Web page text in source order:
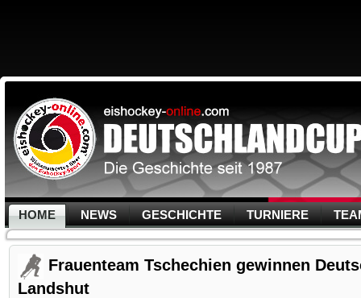
HOME NEWS GESCHICHTE TURNIERE
Frauenteam Tschechien gewinnen
Landshut